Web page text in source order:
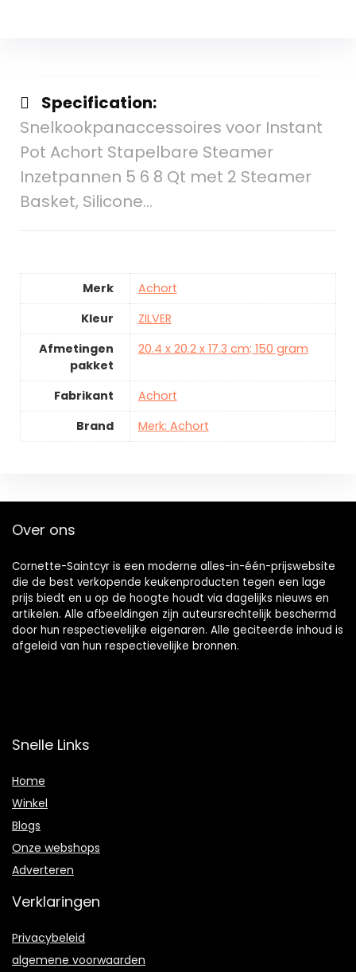
Specification:
Snelkookpanaccessoires voor Instant
Pot Achort Stapelbare Steamer
Inzetpannen 5 6 8 Qt met 2 Steamer
Basket, Silicone…
Merk
Achort
Kleur
ZILVER
Afmetingen
pakket
20.4 x 20.2 x 17.3 cm; 150 gram
Fabrikant
Achort
Brand
Merk: Achort
Over ons
Cornette-Saintcyr is een moderne alles-in-één-prijswebsite
die de best verkopende keukenproducten tegen een lage
prijs biedt en u op de hoogte houdt via dagelijks nieuws en
artikelen. Alle afbeeldingen zijn auteursrechtelijk beschermd
door hun respectievelijke eigenaren. Alle geciteerde inhoud is
afgeleid van hun respectievelijke bronnen.
Snelle Links
Home
Winkel
Blogs
Onze webshops
Adverteren
Verklaringen
Privacybeleid
algemene voorwaarden